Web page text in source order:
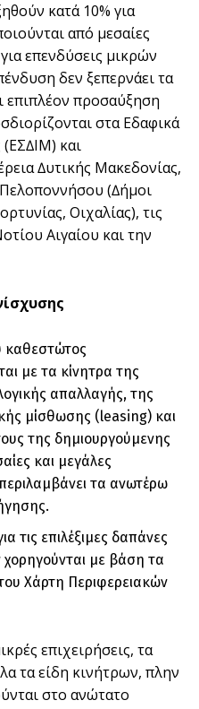
κατά 10% για
από µεσαίες
επενδύσεις µικρών
δεν ξεπερνάει τα
επιπλέον προσαύξηση
στα Εδαφικά
και
∆υτικής Μακεδονίας,
(∆ήµοι
Οιχαλίας), τις
Αιγαίου και την
καθεστώτος
με τα κίνητρα της
απαλλαγής, της
μίσθωσης (leasing) και
της δημιουργούμενης
και μεγάλες
τα ανωτέρω
τις επιλέξιμες δαπάνες
με βάση τα
Χάρτη Περιφερειακών
επιχειρήσεις, τα
τα είδη κινήτρων, πλην
στο ανώτατο